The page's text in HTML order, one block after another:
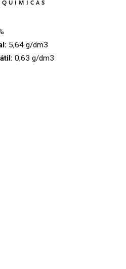
QUÍMICAS
5,64 g/dm3
0,63 g/dm3